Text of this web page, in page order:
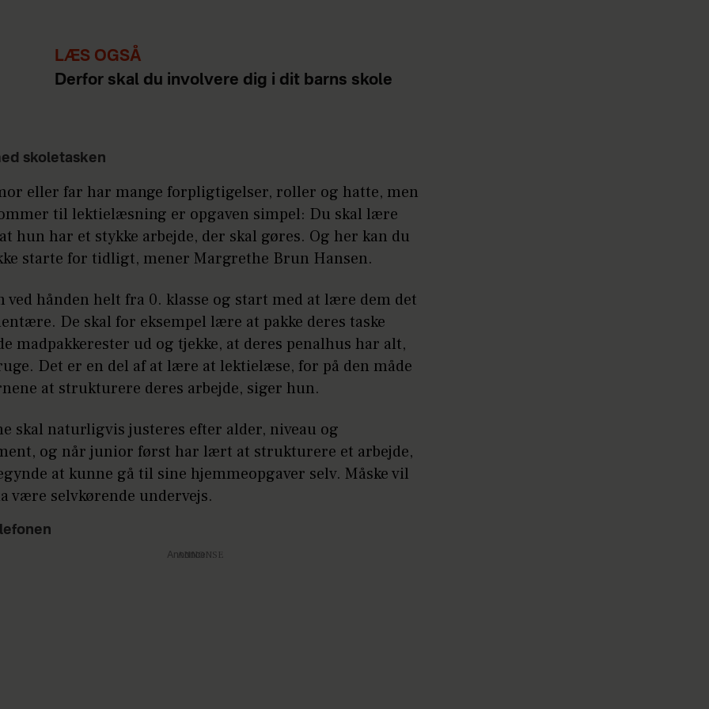
LÆS OGSÅ
Derfor skal du involvere dig i dit barns skole
skoletasken
eller far har mange forpligtigelser, roller og hatte, men
til lektielæsning er opgaven simpel: Du skal lære
hun har et stykke arbejde, der skal gøres. Og her kan du
starte for tidligt, mener Margrethe Brun Hansen.
ved hånden helt fra 0. klasse og start med at lære dem det
De skal for eksempel lære at pakke deres taske
madpakkerester ud og tjekke, at deres penalhus har alt,
Det er en del af at lære at lektielæse, for på den måde
at strukturere deres arbejde, siger hun.
skal naturligvis justeres efter alder, niveau og
og når junior først har lært at strukturere et arbejde,
at kunne gå til sine hjemmeopgaver selv. Måske vil
være selvkørende undervejs.
Annonce